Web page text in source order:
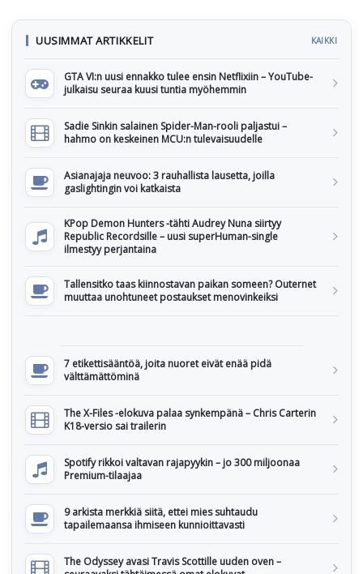
UUSIMMAT ARTIKKELIT KAIKKI
GTA VI:n uusi ennakko tulee ensin Netflixiin – YouTube-
julkaisu seuraa kuusi tuntia myöhemmin
Sadie Sinkin salainen Spider-Man-rooli paljastui –
hahmo on keskeinen MCU:n tulevaisuudelle
Asianajaja neuvoo: 3 rauhallista lausetta, joilla
gaslightingin voi katkaista
KPop Demon Hunters -tähti Audrey Nuna siirtyy
Republic Recordsille – uusi superHuman-single
ilmestyy perjantaina
Tallensitko taas kiinnostavan paikan someen? Outernet
muuttaa unohtuneet postaukset menovinkeiksi
7 etikettisääntöä, joita nuoret eivät enää pidä
välttämättöminä
The X-Files -elokuva palaa synkempänä – Chris Carterin
K18-versio sai trailerin
Spotify rikkoi valtavan rajapyykin – jo 300 miljoonaa
Premium-tilaajaa
9 arkista merkkiä siitä, ettei mies suhtaudu
tapailemaansa ihmiseen kunnioittavasti
The Odyssey avasi Travis Scottille uuden oven –